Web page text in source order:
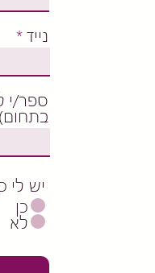
נייד
ספר/י
בתחום)
יש לי
כן
לא